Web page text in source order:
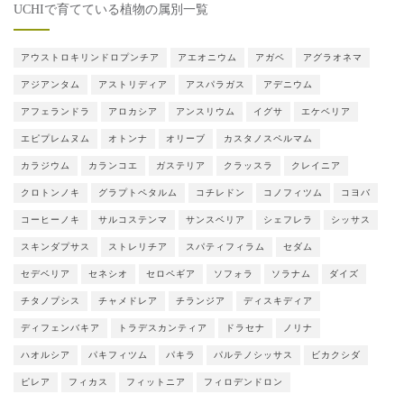
UCHIで育てている植物の属別一覧
アウストロキリンドロプンチア アエオニウム アガベ アグラオネマ
アジアンタム アストリディア アスパラガス アデニウム
アフェランドラ アロカシア アンスリウム イグサ エケベリア
エピプレムヌム オトンナ オリーブ カスタノスペルマム
カラジウム カランコエ ガステリア クラッスラ クレイニア
クロトンノキ グラプトペタルム コチレドン コノフィツム コヨバ
コーヒーノキ サルコステンマ サンスベリア シェフレラ シッサス
スキンダプサス ストレリチア スパティフィラム セダム
セデベリア セネシオ セロペギア ソフォラ ソラナム ダイズ
チタノプシス チャメドレア チランジア ディスキディア
ディフェンバキア トラデスカンティア ドラセナ ノリナ
ハオルシア パキフィツム パキラ パルテノシッサス ビカクシダ
ピレア フィカス フィットニア フィロデンドロン